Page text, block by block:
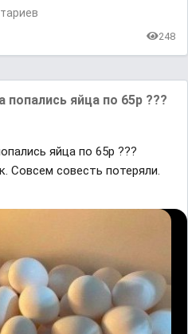
248
попались яйца по 65р ???
яйца по 65р ???
Совсем совесть потеряли.